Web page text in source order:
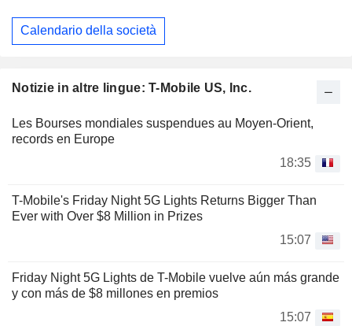
Notizie in altre lingue: T-Mobile US, Inc.
Les Bourses mondiales suspendues au Moyen-Orient,
records en Europe
18:35
T-Mobile's Friday Night 5G Lights Returns Bigger Than
Ever with Over $8 Million in Prizes
15:07
Friday Night 5G Lights de T-Mobile vuelve aún más grande
y con más de $8 millones en premios
15:07
Calendario della società